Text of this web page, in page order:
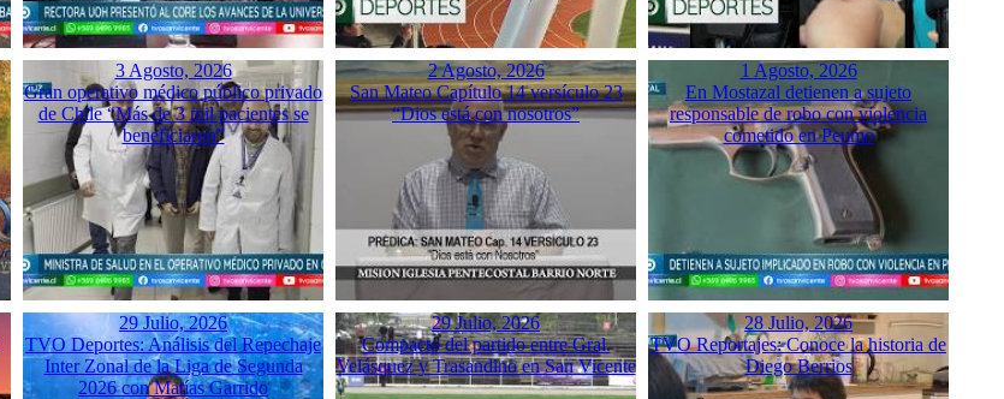
3 Agosto, 2026
Gran operativo médico público privado
de Chile “Más de 3 mil pacientes se
beneficiaron”
2 Agosto, 2026
San Mateo Capítulo 14 versículo 23
“Dios está con nosotros”
1 Agosto, 2026
En Mostazal detienen a sujeto
responsable de robo con violencia
cometido en Peumo
29 Julio, 2026
TVO Deportes: Análisis del Repechaje
Inter Zonal de la Liga de Segunda
2026 con Matías Garrido
29 Julio, 2026
Compacto del partido entre Gral.
Velásquez y Trasandino en San Vicente
28 Julio, 2026
TVO Reportajes: Conoce la historia de
Diego Berrios